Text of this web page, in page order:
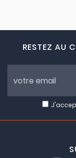
RESTEZ AU